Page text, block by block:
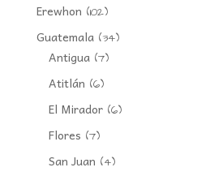
Erewhon (102)
Guatemala(34)
Antigua(7)
Atitlán (6)
El Mirador(6)
Flores (7)
San Juan (4)